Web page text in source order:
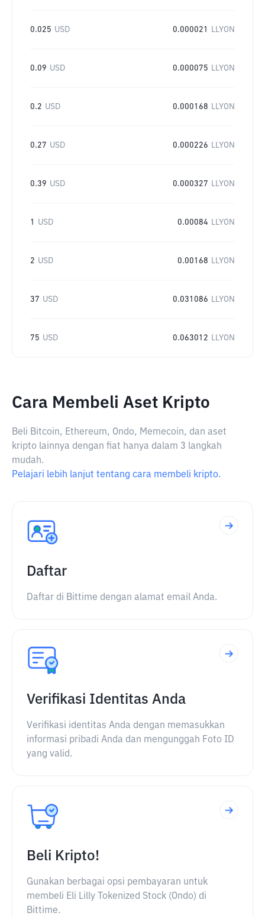
0.025 USD 0.000021 LLYON
0.09 USD 0.000075 LLYON
0.2 USD 0.000168 LLYON
0.27 USD 0.000226 LLYON
0.39 USD 0.000327 LLYON
1 USD 0.00084 LLYON
2 USD 0.00168 LLYON
37 USD 0.031086 LLYON
75 USD 0.063012 LLYON
Cara Membeli Aset Kripto
Beli Bitcoin, Ethereum, Ondo, Memecoin, dan aset
kripto lainnya dengan fiat hanya dalam 3 langkah
mudah.
Pelajari lebih lanjut tentang cara membeli kripto.
Daftar
Daftar di Bittime dengan alamat email Anda.
Verifikasi Identitas Anda
Verifikasi identitas Anda dengan memasukkan
informasi pribadi Anda dan mengunggah Foto ID
yang valid.
Beli Kripto!
Gunakan berbagai opsi pembayaran untuk
membeli Eli Lilly Tokenized Stock (Ondo) di
Bittime.